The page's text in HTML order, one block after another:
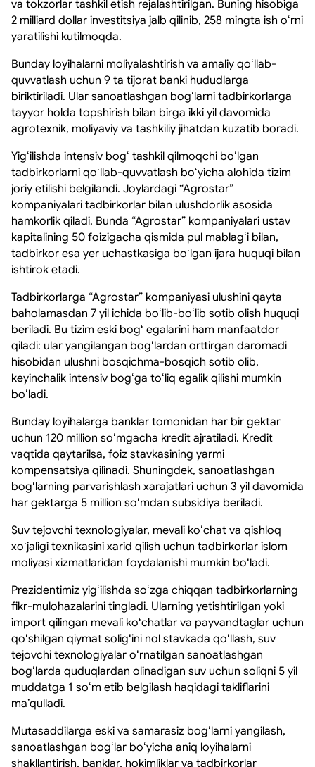
va tokzorlar tashkil etish rejalashtirilgan. Buning hisobiga
2 milliard dollar investitsiya jalb qilinib, 258 mingta ish oʻrni
yaratilishi kutilmoqda.
Bunday loyihalarni moliyalashtirish va amaliy qoʻllab-
quvvatlash uchun 9 ta tijorat banki hududlarga
biriktiriladi. Ular sanoatlashgan bogʻlarni tadbirkorlarga
tayyor holda topshirish bilan birga ikki yil davomida
agrotexnik, moliyaviy va tashkiliy jihatdan kuzatib boradi.
Yigʻilishda intensiv bogʻ tashkil qilmoqchi boʻlgan
tadbirkorlarni qoʻllab-quvvatlash boʻyicha alohida tizim
joriy etilishi belgilandi. Joylardagi “Agrostar”
kompaniyalari tadbirkorlar bilan ulushdorlik asosida
hamkorlik qiladi. Bunda “Agrostar” kompaniyalari ustav
kapitalining 50 foizigacha qismida pul mablagʻi bilan,
tadbirkor esa yer uchastkasiga boʻlgan ijara huquqi bilan
ishtirok etadi.
Tadbirkorlarga “Agrostar” kompaniyasi ulushini qayta
baholamasdan 7 yil ichida boʻlib-boʻlib sotib olish huquqi
beriladi. Bu tizim eski bogʻ egalarini ham manfaatdor
qiladi: ular yangilangan bogʻlardan orttirgan daromadi
hisobidan ulushni bosqichma-bosqich sotib olib,
keyinchalik intensiv bogʻga toʻliq egalik qilishi mumkin
boʻladi.
Bunday loyihalarga banklar tomonidan har bir gektar
uchun 120 million soʻmgacha kredit ajratiladi. Kredit
vaqtida qaytarilsa, foiz stavkasining yarmi
kompensatsiya qilinadi. Shuningdek, sanoatlashgan
bogʻlarning parvarishlash xarajatlari uchun 3 yil davomida
har gektarga 5 million soʻmdan subsidiya beriladi.
Suv tejovchi texnologiyalar, mevali koʻchat va qishloq
xoʻjaligi texnikasini xarid qilish uchun tadbirkorlar islom
moliyasi xizmatlaridan foydalanishi mumkin boʻladi.
Prezidentimiz yigʻilishda soʻzga chiqqan tadbirkorlarning
fikr-mulohazalarini tingladi. Ularning yetishtirilgan yoki
import qilingan mevali koʻchatlar va payvandtaglar uchun
qoʻshilgan qiymat soligʻini nol stavkada qoʻllash, suv
tejovchi texnologiyalar oʻrnatilgan sanoatlashgan
bogʻlarda quduqlardan olinadigan suv uchun soliqni 5 yil
muddatga 1 soʻm etib belgilash haqidagi takliflarini
maʼqulladi.
Mutasaddilarga eski va samarasiz bogʻlarni yangilash,
sanoatlashgan bogʻlar boʻyicha aniq loyihalarni
shakllantirish, banklar, hokimliklar va tadbirkorlar